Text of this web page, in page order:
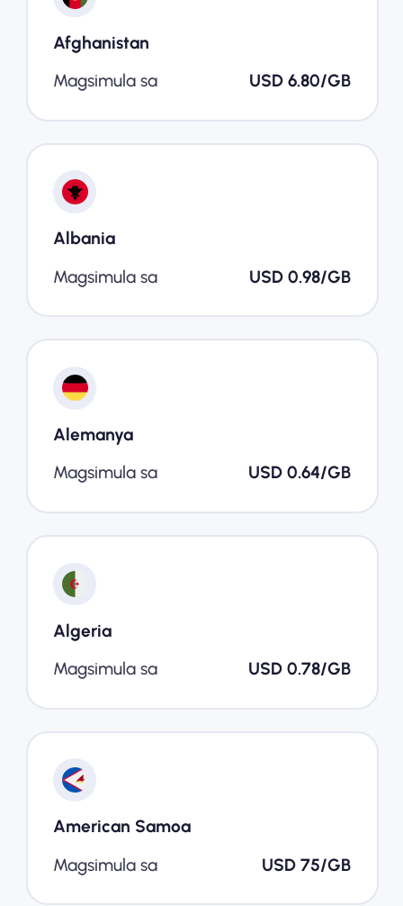
Afghanistan
Magsimula sa
USD 6.80/GB
Albania
Magsimula sa
USD 0.98/GB
Alemanya
Magsimula sa
USD 0.64/GB
Algeria
Magsimula sa
USD 0.78/GB
American Samoa
Magsimula sa
USD 75/GB